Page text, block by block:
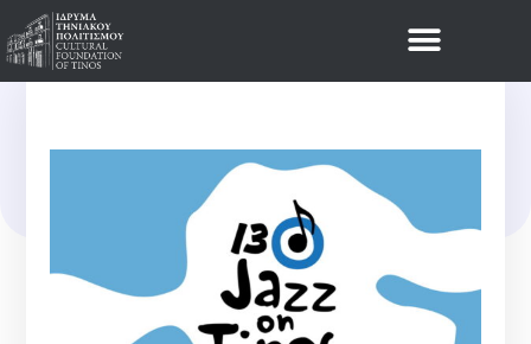
13O JAZZ ON TINOS,
INSPIRATIONS